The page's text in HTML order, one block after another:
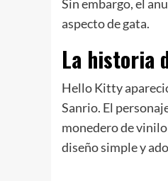
Sin embargo, el
aspecto de gata.
La historia
Hello Kitty
Sanrio. El
monedero de
diseño simple y